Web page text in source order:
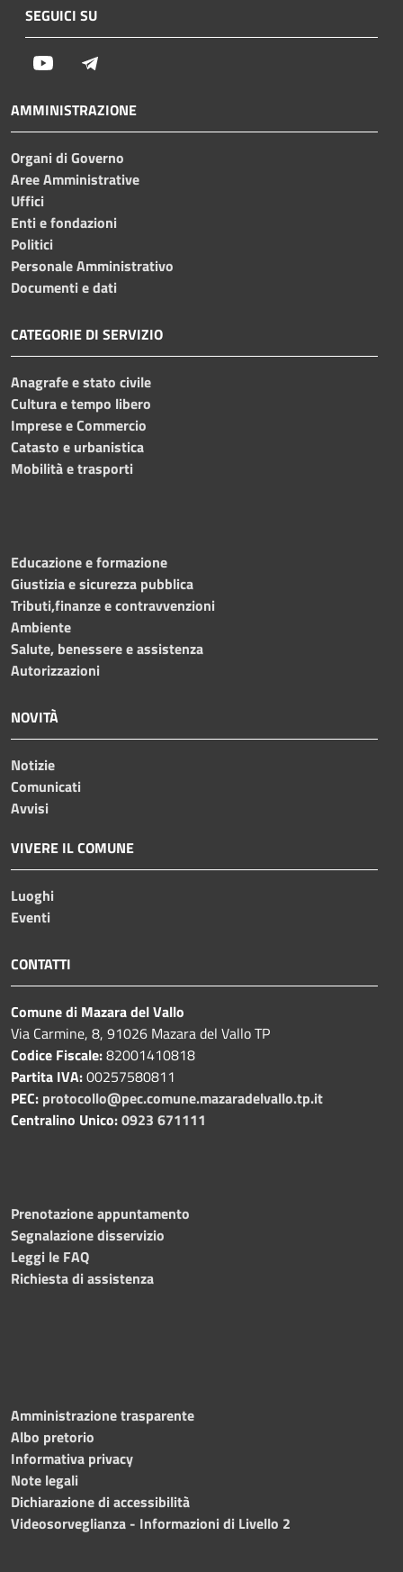
SEGUICI SU
Youtube
AMMINISTRAZIONE
Organi di Governo
Aree Amministrative
Uffici
Enti e fondazioni
Politici
Personale Amministrativo
Documenti e dati
CATEGORIE DI SERVIZIO
Anagrafe e stato civile
Cultura e tempo libero
Imprese e Commercio
Catasto e urbanistica
Mobilità e trasporti
Educazione e formazione
Giustizia e sicurezza pubblica
Tributi,finanze e contravvenzioni
Ambiente
Salute, benessere e assistenza
Autorizzazioni
NOVITÀ
Notizie
Comunicati
Avvisi
VIVERE IL COMUNE
Luoghi
Eventi
CONTATTI
Comune di Mazara del Vallo
Via Carmine, 8, 91026 Mazara del Vallo TP
Codice Fiscale:82001410818
Partita IVA:00257580811
PEC: protocollo@pec.comune.mazaradelvallo.tp.it
Centralino Unico:0923 671111
Prenotazione appuntamento
Segnalazione disservizio
Leggi le FAQ
Richiesta di assistenza
Amministrazione trasparente
Albo pretorio
Informativa privacy
Note legali
Dichiarazione di accessibilità
Videosorveglianza - Informazioni di Livello 2